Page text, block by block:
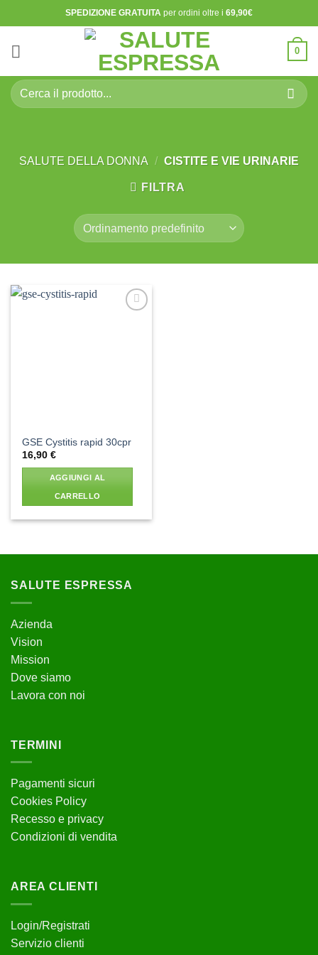
ai
contenuti
SPEDIZIONE GRATUITA per ordini oltre i 69,90€
0
Cerca:
SALUTE DELLA DONNA / CISTITE E VIE URINARIE
FILTRA
GSE Cystitis rapid 30cpr
16,90€
AGGIUNGI AL
CARRELLO
SALUTE ESPRESSA
Azienda
Vision
Mission
Dove siamo
Lavora con noi
TERMINI
Pagamenti sicuri
Cookies Policy
Recesso e privacy
Condizioni di vendita
AREA CLIENTI
Login/Registrati
Servizio clienti